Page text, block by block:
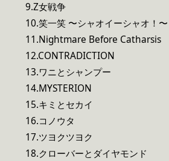
9.Z女戦争
10.笑一笑 〜シャオイーシャオ！〜
11.Nightmare Before Catharsis
12.CONTRADICTION
13.ワニとシャンプー
14.MYSTERION
15.キミとセカイ
16.コノウタ
17.ツヨクツヨク
18.クローバーとダイヤモンド